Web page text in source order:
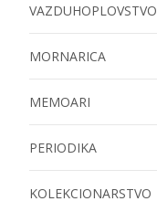
VAZDUHOPLOVSTVO
MORNARICA
MEMOARI
PERIODIKA
KOLEKCIONARSTVO